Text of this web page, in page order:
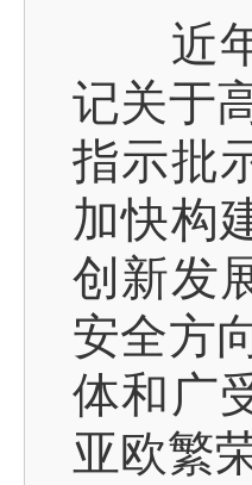
近年
记关于
指示批
加快构
创新发
安全方
体和广
亚欧繁